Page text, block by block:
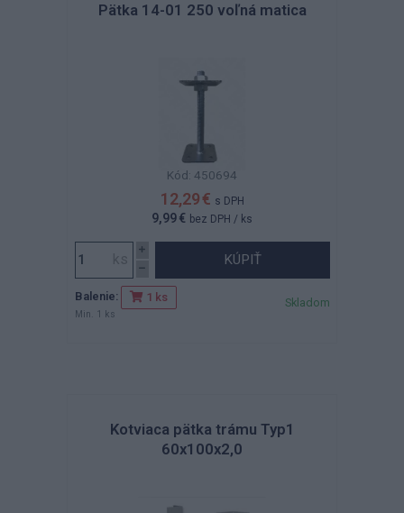
Pätka 14-01 250 voľná matica
Kód: 450694
12,29 € s DPH
9,99 € bez DPH / ks
KÚPIŤ
Balenie: 1 ks
Min. 1 ks
Skladom
Kotviaca pätka trámu Typ1
60x100x2,0